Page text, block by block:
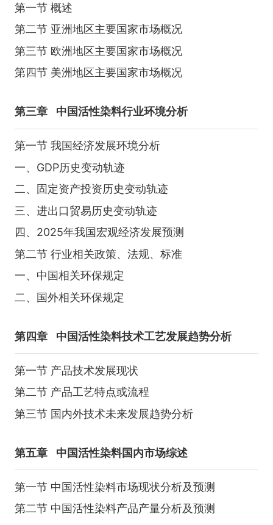
第一节 概述
第二节 亚洲地区主要国家市场概况
第三节 欧洲地区主要国家市场概况
第四节 美洲地区主要国家市场概况
第三章 中国活性染料行业环境分析
第一节 我国经济发展环境分析
一、GDP历史变动轨迹
二、固定资产投资历史变动轨迹
三、进出口贸易历史变动轨迹
四、2025年我国宏观经济发展预测
第二节 行业相关政策、法规、标准
一、中国相关环保规定
二、国外相关环保规定
第四章 中国活性染料技术工艺发展趋势分析
第一节 产品技术发展现状
第二节 产品工艺特点或流程
第三节 国内外技术未来发展趋势分析
第五章 中国活性染料国内市场综述
第一节 中国活性染料市场现状分析及预测
第二节 中国活性染料产品产量分析及预测